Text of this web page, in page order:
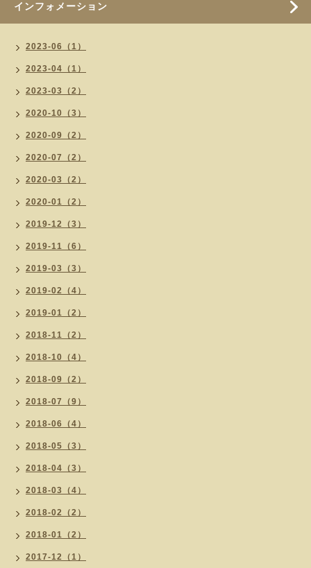
インフォメーション
2023-06（1）
2023-04（1）
2023-03（2）
2020-10（3）
2020-09（2）
2020-07（2）
2020-03（2）
2020-01（2）
2019-12（3）
2019-11（6）
2019-03（3）
2019-02（4）
2019-01（2）
2018-11（2）
2018-10（4）
2018-09（2）
2018-07（9）
2018-06（4）
2018-05（3）
2018-04（3）
2018-03（4）
2018-02（2）
2018-01（2）
2017-12（1）